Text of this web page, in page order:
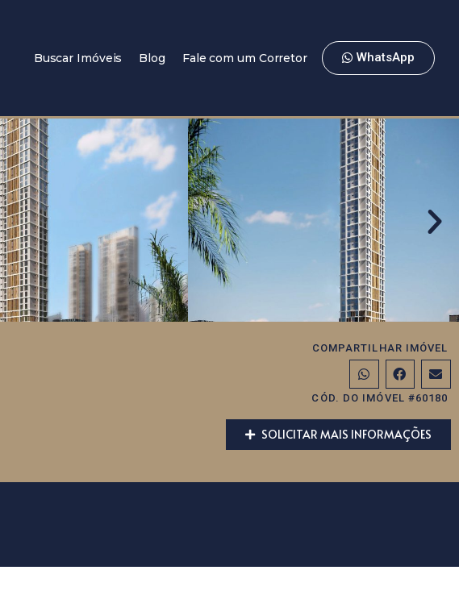
Buscar Imóveis Blog Fale com um Corretor WhatsApp
COMPARTILHAR IMÓVEL
CÓD. DO IMÓVEL #60180
SOLICITAR MAIS INFORMAÇÕES